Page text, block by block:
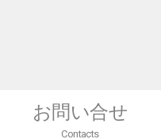
お問い合せ
Contacts